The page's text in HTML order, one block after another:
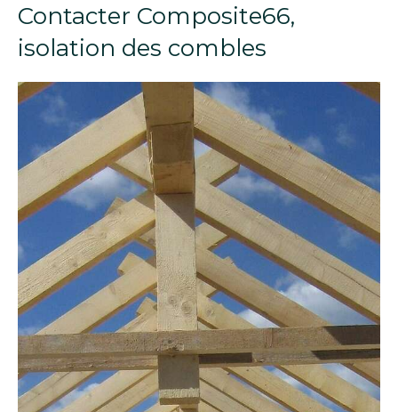
Contacter Composite66,
isolation des combles